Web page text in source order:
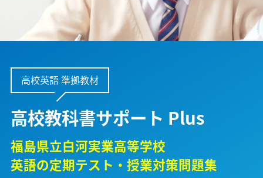
高校英語 準拠教材
高校教科書サポート Plus
福島県立白河実業高等学校
英語の定期テスト・授業対策問題集